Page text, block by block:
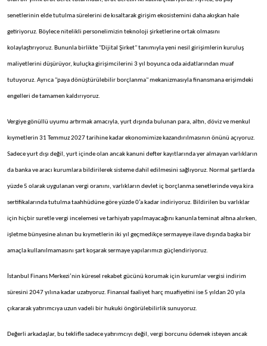
senetlerinin elde tutulma sürelerini de kısaltarak girişim ekosistemini daha akışkan hale
getiriyoruz. Böylece nitelikli personelimizin teknoloji şirketlerine ortak olmasını
kolaylaştırıyoruz. Bununla birlikte "Dijital Şirket" tanımıyla yeni nesil girişimlerin kuruluş
maliyetlerini düşürüyor, kuluçka girişimcilerini 3 yıl boyunca oda aidatlarından muaf
tutuyoruz. Ayrıca "paya dönüştürülebilir borçlanma" mekanizmasıyla finansmana erişimdeki
engelleri de tamamen kaldırıyoruz.
Vergiye gönüllü uyumu artırmak amacıyla, yurt dışında bulunan para, altın, döviz ve menkul
kıymetlerin 31 Temmuz 2027 tarihine kadar ekonomimize kazandırılmasının önünü açıyoruz.
Sadece yurt dışı değil, yurt içinde olan ancak kanuni defter kayıtlarında yer almayan varlıkların
da banka ve aracı kurumlara bildirilerek sisteme dahil edilmesini sağlıyoruz. Normal şartlarda
yüzde 5 olarak uygulanan vergi oranını, varlıkların devlet iç borçlanma senetlerinde veya kira
sertifikalarında tutulma taahhüdüne göre yüzde 0’a kadar indiriyoruz. Bildirilen bu varlıklar
için hiçbir suretle vergi incelemesi ve tarhiyatı yapılmayacağını kanunla teminat altına alırken,
işletme bünyesine alınan bu kıymetlerin iki yıl geçmedikçe sermayeye ilave dışında başka bir
amaçla kullanılmamasını şart koşarak sermaye yapılarımızı güçlendiriyoruz.
İstanbul Finans Merkezi’nin küresel rekabet gücünü korumak için kurumlar vergisi indirim
süresini 2047 yılına kadar uzatıyoruz. Finansal faaliyet harç muafiyetini ise 5 yıldan 20 yıla
çıkararak yatırımcıya uzun vadeli bir hukuki öngörülebilirlik sunuyoruz.
Değerli arkadaşlar, bu teklifle sadece yatırımcıyı değil, vergi borcunu ödemek isteyen ancak